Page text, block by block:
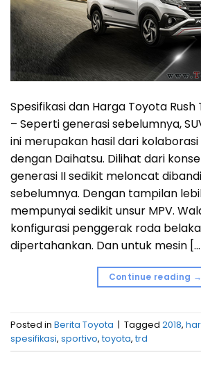
Spesifikasi dan Harga Toyota Rush
– Seperti generasi sebelumnya,
ini merupakan hasil dari
dengan Daihatsu. Dilihat dari
generasi II sedikit meloncat
sebelumnya. Dengan tampilan
mempunyai sedikit unsur MPV.
konfigurasi penggerak roda
dipertahankan. Dan untuk mesin
Continue reading →
Posted in Berita Toyota | Tagged 2018,
spesifikasi, sportivo, toyota, trd